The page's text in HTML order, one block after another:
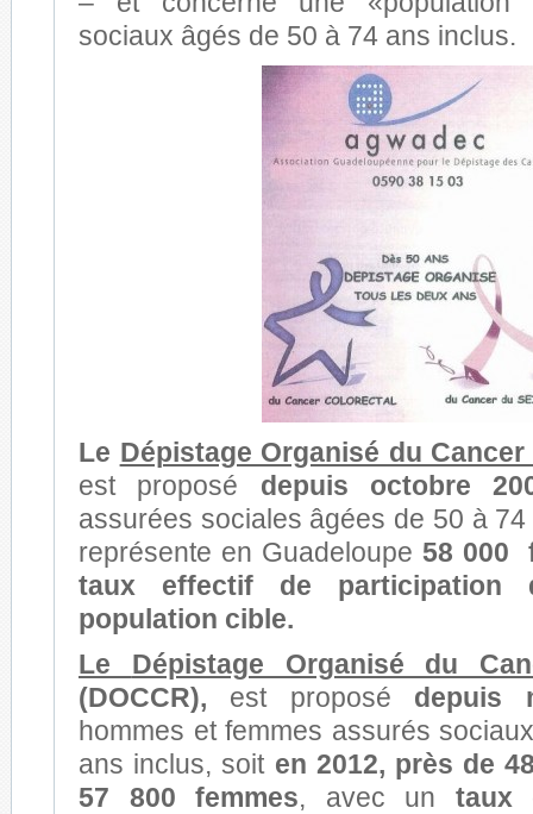
sociaux âgés de 50 à 74 ans inclus.
Le Dépistage Organisé du Cancer
est proposé depuis octobre
assurées sociales âgées de 50 à
représente en Guadeloupe 58 000
taux effectif de
population cible.
Le Dépistage Organisé du
(DOCCR), est proposé depuis
hommes et femmes assurés
ans inclus, soit en 2012, près de
57 800 femmes, avec un taux